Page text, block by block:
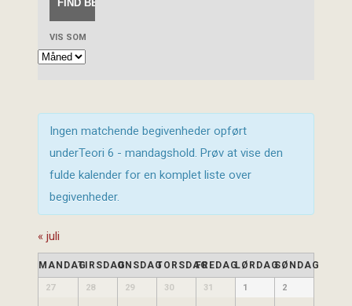
NAVIGATION
VIS SOM
Ingen matchende begivenheder opført
underTeori 6 - mandagshold. Prøv at vise den
fulde kalender for en komplet liste over
begivenheder.
« juli
KALENDER
AF
Kalender
MANDAGTIRSDAGONSDAGTORSDAGFREDAGLØRDAGSØNDAG
27 28 29 30 31 1 2